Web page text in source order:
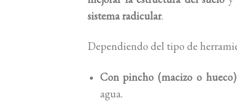
sistema radicular.
Dependiendo del tipo de
Con pincho (macizo o
agua.